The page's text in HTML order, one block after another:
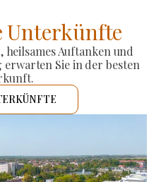
Unterkünfte
Auftanken und
Sie in der besten